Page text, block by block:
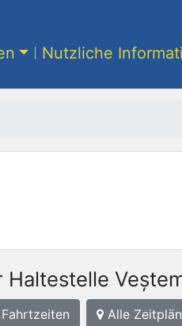
Nutzliche
Haltestelle
Alle